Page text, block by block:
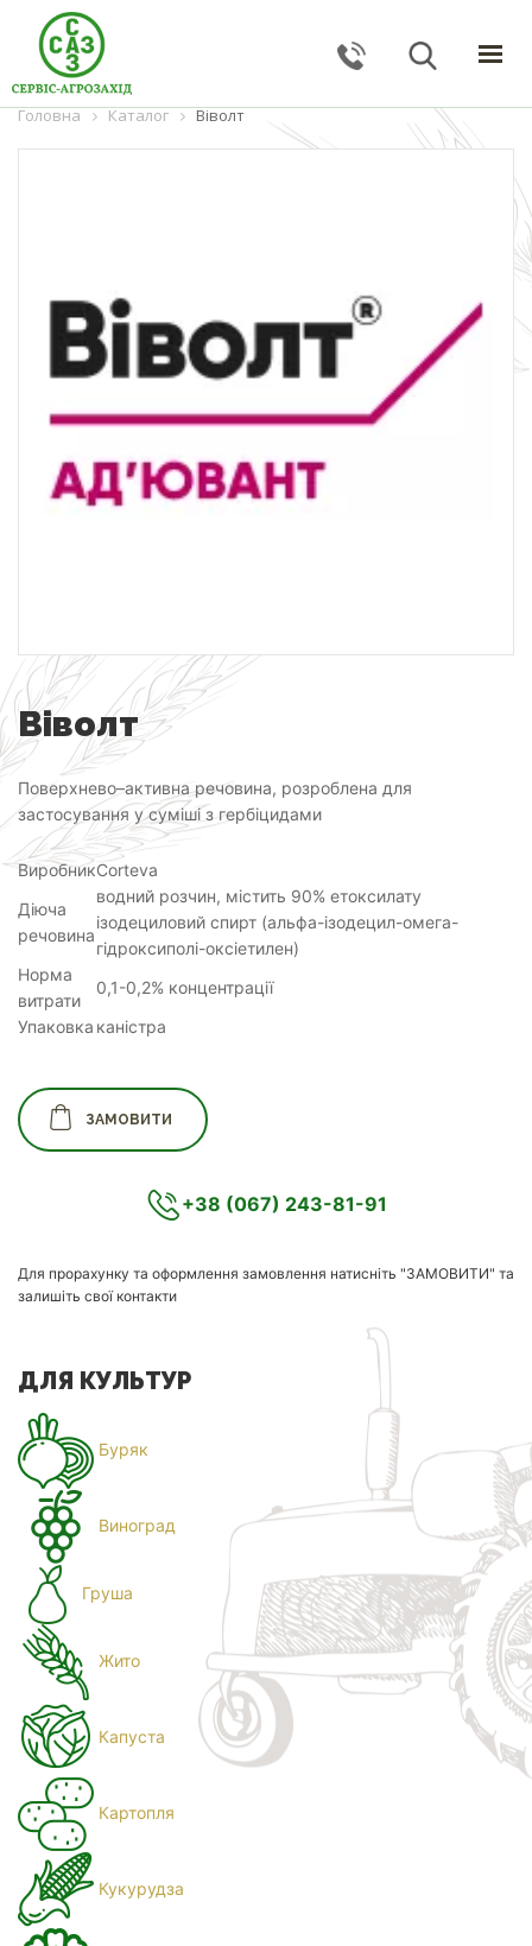
ГОЛОВНА
КАТАЛОГ
КОНТАКТИ
ЗВОРОТНИЙ ЗВ'ЯЗОК
Тернопільська обл., с. Великі Гаї, вул. Підлісна, 27
serviceagrozahid@gmail.com
Головна Каталог Віволт
Віволт
Поверхнево–активна речовина, розроблена для
застосування у суміші з гербіцидами
ВиробникCorteva
Діюча
речовина
водний розчин, містить 90% етоксилату
ізодециловий спирт (альфа-ізодецил-омега-
гідроксиполі-оксіетилен)
Норма
витрати
0,1-0,2% концентрації
Упаковка каністра
ЗАМОВИТИ
+38 (067) 243-81-91
Для прорахунку та оформлення замовлення натисніть "ЗАМОВИТИ" та
залишіть свої контакти
ДЛЯ КУЛЬТУР
Буряк
Виноград
Груша
Жито
Капуста
Картопля
Кукурудза